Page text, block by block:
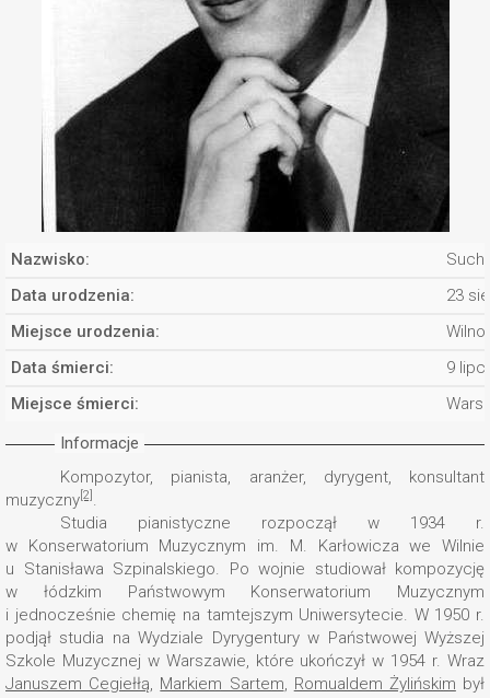
Nazwisko:
Data urodzenia:
23
Miejsce urodzenia:
Wilno
Data śmierci:
9
Miejsce śmierci:
Informacje
Kompozytor, pianista, aranżer, dyrygent, konsultant
muzyczny [2] .
Studia pianistyczne rozpoczął w 1934 r.
w Konserwatorium Muzycznym im. M. Karłowicza we Wilnie
u Stanisława Szpinalskiego. Po wojnie studiował kompozycję
w łódzkim Państwowym Konserwatorium Muzycznym
i jednocześnie chemię na tamtejszym Uniwersytecie. W 1950 r.
podjął studia na Wydziale Dyrygentury w Państwowej Wyższej
Szkole Muzycznej w Warszawie, które ukończył w 1954 r. Wraz
Januszem Cegiełłą, Markiem Sartem, Romualdem Żylińskim był